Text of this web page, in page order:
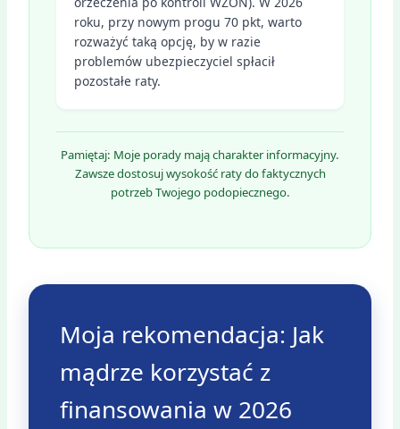
roku, przy nowym progu 70 pkt, warto
rozważyć taką opcję, by w razie
problemów ubezpieczyciel spłacił
pozostałe raty.
Pamiętaj: Moje porady mają charakter informacyjny.
Zawsze dostosuj wysokość raty do faktycznych
potrzeb Twojego podopiecznego.
Moja rekomendacja: Jak
mądrze korzystać z
finansowania w 2026